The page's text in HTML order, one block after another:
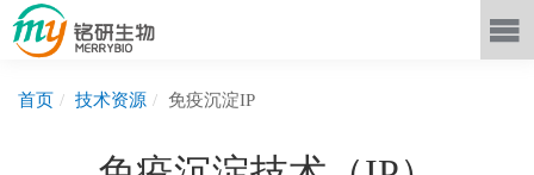
首页 技术资源 免疫沉淀IP